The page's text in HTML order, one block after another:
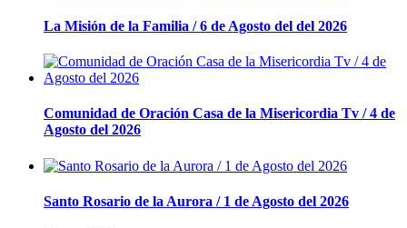
La Misión de la Familia / 6 de Agosto del del 2026
Comunidad de Oración Casa de la Misericordia Tv / 4 de
Agosto del 2026
Santo Rosario de la Aurora / 1 de Agosto del 2026